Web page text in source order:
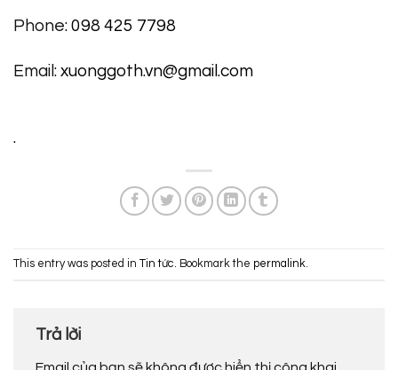
Phone: 098 425 7798
Email: xuonggoth.vn@gmail.com
.
This entry was posted in Tin tức. Bookmark the permalink.
Trả lời